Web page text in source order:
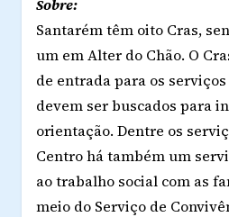
Sobre:
Santarém têm oito Cras,
um em Alter do Chão. O
de entrada para os
devem ser buscados para
orientação. Dentre os
Centro há também um
ao trabalho social com as
meio do Serviço de